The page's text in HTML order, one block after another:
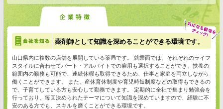
薬剤師として知識を深めることができる環境です。
山口県内に複数の店舗を展開している薬局です。 就業面では、それぞれのライフ
スタイルに合わせてパート・アルバイトでの雇用も選択することができ、扶養の
範囲内の勤務も可能で、連続休暇も取得できるため、仕事と家庭を両立しながら
働くことができます。 また、産休育休制度や育児時短制度などの取得もできるの
で、子育てしている方も安心して勤務できます。 定期的に全社で集まり勉強会を
行っており、毎回決められたテーマについて知識を深めていますので、経験に不
安のある方でも、スキルを磨くことができる環境です。